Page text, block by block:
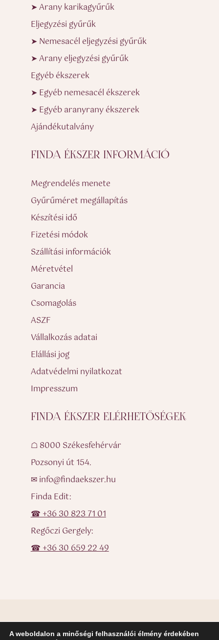
➤ Arany karikagyűrűk
Eljegyzési gyűrűk
➤ Nemesacél eljegyzési gyűrűk
➤ Arany eljegyzési gyűrűk
Egyéb ékszerek
➤ Egyéb nemesacél ékszerek
➤ Egyéb aranyrany ékszerek
Ajándékutalvány
FINDA ÉKSZER INFORMÁCIÓ
Megrendelés menete
Gyűrűméret megállapítás
Készítési idő
Fizetési módok
Szállítási információk
Méretvétel
Garancia
Csomagolás
ASZF
Vállalkozás adatai
Elállási jog
Adatvédelmi nyilatkozat
Impresszum
FINDA ÉKSZER ELÉRHETŐSÉGEK
☖ 8000 Székesfehérvár
Pozsonyi út 154.
✉ info@findaekszer.hu
Finda Edit:
☎ +36 30 823 71 01
Regőczi Gergely:
☎ +36 30 659 22 49
© Finda Ékszer – Egyedi ékszerek, karikagyűrűk, eljegyzési
A weboldalon a minőségi felhasználói élmény érdekében